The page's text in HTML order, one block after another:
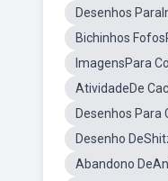
Desenhos
Bichinhos
ImagensPara
AtividadeDe
Desenhos Para
Desenho
Abandono